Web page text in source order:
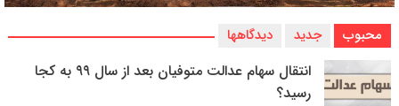
محبوب جدید دیدگاهها
انتقال سهام عدالت متوفیان بعد از سال ۹۹ به کجا
رسید؟